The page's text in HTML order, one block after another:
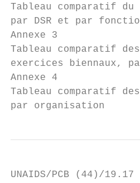
Tableau comparatif du
par DSR et par
Annexe 3
Tableau comparatif
exercices
Annexe 4
Tableau comparatif
par
UNAIDS/PCB (44)/19.17